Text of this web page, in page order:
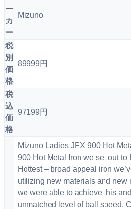
ー
カ
ー
Mizuno
税
別
価
格
89999円
税
込
価
格
97199円
Mizuno Ladies JPX 900 Hot
900 Hot Metal Iron we set out to
Hottest – broad appeal iron
utilizing new materials and new
we were able to achieve this
unmatched level of ball speed.